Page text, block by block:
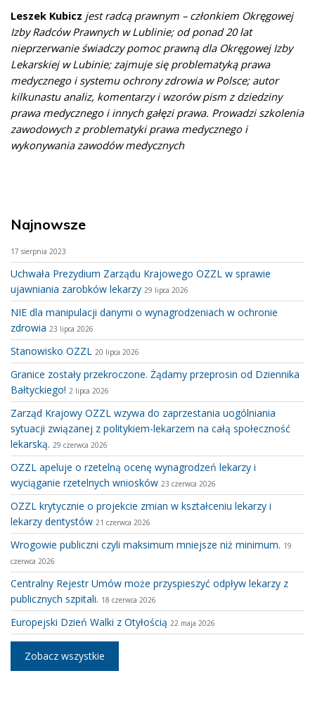
Leszek Kubicz jest radcą prawnym – członkiem Okręgowej
Izby Radców Prawnych w Lublinie; od ponad 20 lat
nieprzerwanie świadczy pomoc prawną dla Okręgowej Izby
Lekarskiej w Lubinie; zajmuje się problematyką prawa
medycznego i systemu ochrony zdrowia w Polsce; autor
kilkunastu analiz, komentarzy i wzorów pism z dziedziny
prawa medycznego i innych gałęzi prawa. Prowadzi szkolenia
zawodowych z problematyki prawa medycznego i
wykonywania zawodów medycznych
Najnowsze
17 sierpnia 2023
Uchwała Prezydium Zarządu Krajowego OZZL w sprawie
ujawniania zarobków lekarzy 29 lipca 2026
NIE dla manipulacji danymi o wynagrodzeniach w ochronie
zdrowia 23 lipca 2026
Stanowisko OZZL 20 lipca 2026
Granice zostały przekroczone. Żądamy przeprosin od Dziennika
Bałtyckiego! 2 lipca 2026
Zarząd Krajowy OZZL wzywa do zaprzestania uogólniania
sytuacji związanej z politykiem-lekarzem na całą społeczność
lekarską. 29 czerwca 2026
OZZL apeluje o rzetelną ocenę wynagrodzeń lekarzy i
wyciąganie rzetelnych wniosków 23 czerwca 2026
OZZL krytycznie o projekcie zmian w kształceniu lekarzy i
lekarzy dentystów 21 czerwca 2026
Wrogowie publiczni czyli maksimum mniejsze niż minimum. 19
czerwca 2026
Centralny Rejestr Umów może przyspieszyć odpływ lekarzy z
publicznych szpitali. 18 czerwca 2026
Europejski Dzień Walki z Otyłością 22 maja 2026
Zobacz wszystkie